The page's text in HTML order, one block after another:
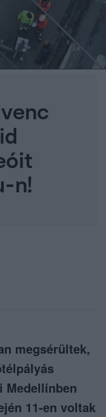
n!
megsérültek,
Medellínben
11-en voltak